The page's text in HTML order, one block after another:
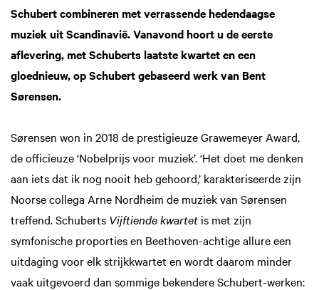
Schubert combineren met verrassende hedendaagse
muziek uit Scandinavië. Vanavond hoort u de eerste
aflevering, met Schuberts laatste kwartet en een
gloednieuw, op Schubert gebaseerd werk van Bent
Sørensen.
Sørensen won in 2018 de prestigieuze Grawemeyer Award,
de officieuze ‘Nobelprijs voor muziek’. ‘Het doet me denken
aan iets dat ik nog nooit heb gehoord,’ karakteriseerde zijn
Noorse collega Arne Nordheim de muziek van Sørensen
treffend. Schuberts Vijftiende kwartet is met zijn
symfonische proporties en Beethoven-achtige allure een
uitdaging voor elk strijkkwartet en wordt daarom minder
vaak uitgevoerd dan sommige bekendere Schubert-werken: